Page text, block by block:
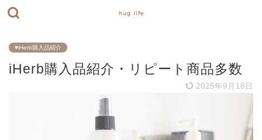
hug life
♥iHerb購入品紹介
iHerb購入品紹介・リピート商品多数
2025年9月18日